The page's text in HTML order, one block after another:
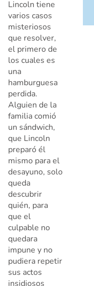
Lincoln tiene
varios casos
misteriosos
que resolver,
el primero de
los cuales es
una
hamburguesa
perdida.
Alguien de la
familia comió
un sándwich,
que Lincoln
preparó él
mismo para el
desayuno, solo
queda
descubrir
quién, para
que el
culpable no
quedara
impune y no
pudiera repetir
sus actos
insidiosos